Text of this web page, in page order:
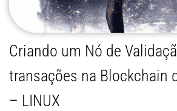
Criando um Nó de
transações na Blockchain
– LINUX